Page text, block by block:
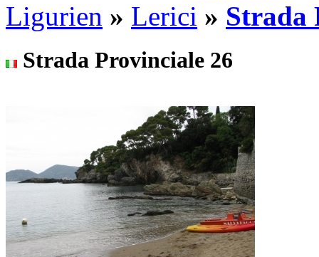
Ligurien » Lerici » Strada
Strada Provinciale 26